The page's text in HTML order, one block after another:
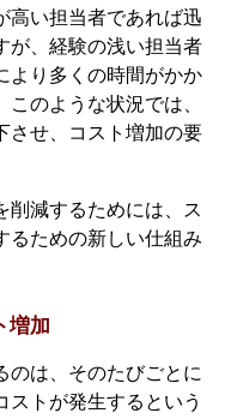
高い担当者であれば迅
が、経験の浅い担当者
より多くの時間がかか
のような状況では、
させ、コスト増加の要
削減するためには、ス
るための新しい仕組み
増加
のは、そのたびごとに
ストが発生するという